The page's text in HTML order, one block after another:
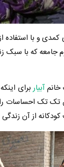
کمدی و با
که با سبک
آبیاربرای
از آن زندگی